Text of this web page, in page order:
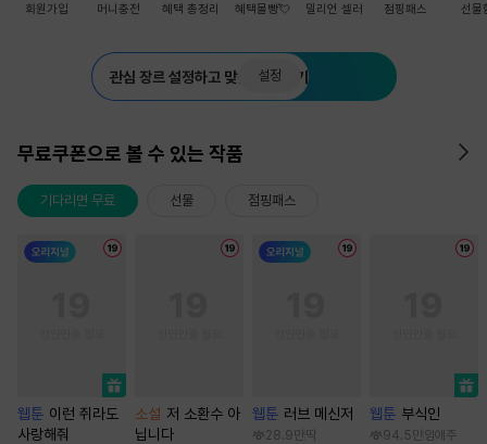
회원가입 머니충전 혜택 총정리 혜택몰빵💘 밀리언 셀러 점핑패스 선물
관심 장르 설정하고 맞춤 추천 받기
설정
무료쿠폰으로 볼 수 있는 작품
기다리면 무료 선물 점핑패스
웹툰 이런 쥐라도
사랑해줘
소설 저 소환수 아
닙니다
웹툰 러브 메신저
28.9만 딱
웹툰 부식인
94.5만 임애주